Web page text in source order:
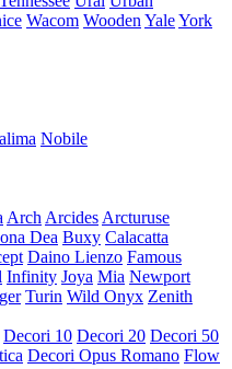
Wacom Wooden YaleYork
Nobile
Arch Arcides Arcturuse
Dea Buxy Calacatta
Daino Lienzo Famous
Infinity Joya Mia Newport
Turin Wild Onyx Zenith
Decori 10 Decori 20 Decori 50
Decori Opus Romano Flow